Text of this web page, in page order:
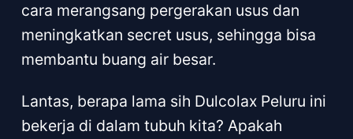
cara merangsang pergerakan usus dan
meningkatkan secret usus, sehingga bisa
membantu buang air besar.
Lantas, berapa lama sih Dulcolax Peluru ini
bekerja di dalam tubuh kita? Apakah